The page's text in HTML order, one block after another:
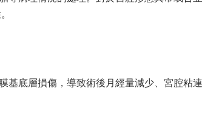
基底層損傷，導致術後月經量減少、宮腔粘